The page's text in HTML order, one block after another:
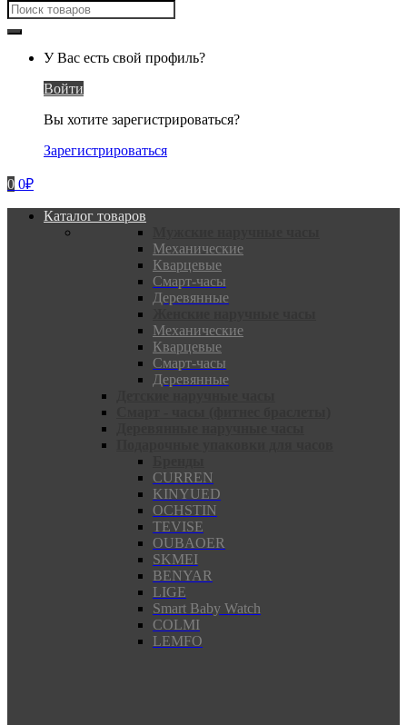
У Вас есть свой профиль?
Войти
Вы хотите зарегистрироваться?
Зарегистрироваться
0 0₽
Каталог товаров
Механические
Кварцевые
Смарт-часы
Деревянные
Механические
Кварцевые
Смарт-часы
Деревянные
CURREN
KINYUED
OCHSTIN
TEVISE
OUBAOER
SKMEI
BENYAR
LIGE
Smart Baby Watch
COLMI
LEMFO